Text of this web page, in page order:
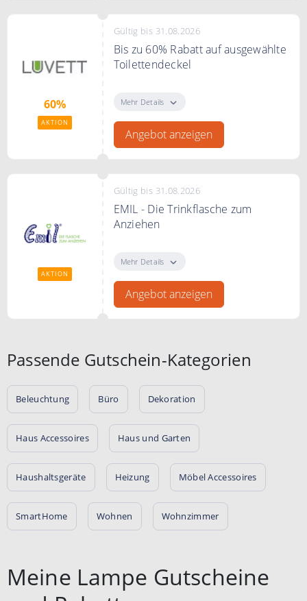
60%
AKTION
Gültig bis 31.08.2026
Bis zu 60% Rabatt auf ausgewählte
Toilettendeckel
Toilettendeckel im Sale
Mehr Details
Angebot anzeigen
AKTION
Gültig bis 31.08.2026
EMIL - Die Trinkflasche zum
Anziehen
Anziehen. Gesunde Glas-
Mehr Details
Angebot anzeigen
Passende Gutschein-Kategorien
Beleuchtung Büro Dekoration
Haus Accessoires Haus und Garten
Haushaltsgeräte Heizung Möbel Accessoires
SmartHome Wohnen Wohnzimmer
Meine Lampe Gutscheine